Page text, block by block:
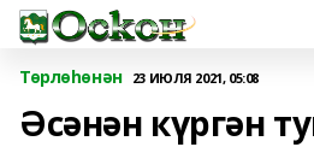
Төрлөһөнән 23 ИЮЛЯ 2021, 05:08
Әсәнән күргән